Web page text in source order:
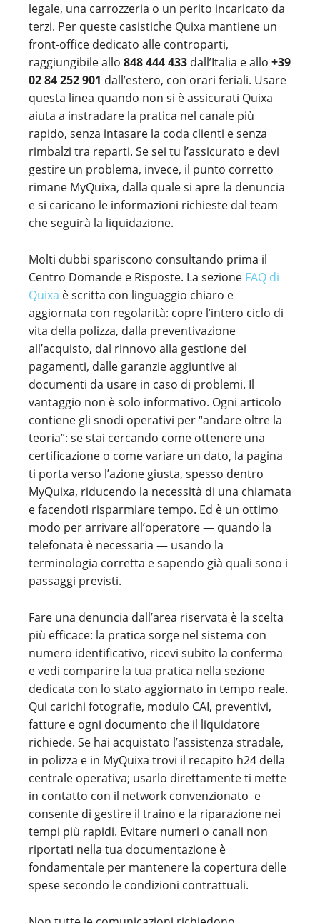
legale, una carrozzeria o un perito incaricato da
terzi. Per queste casistiche Quixa mantiene un
front-office dedicato alle controparti,
raggiungibile allo 848 444 433 dall’Italia e allo +39
02 84 252 901 dall’estero, con orari feriali. Usare
questa linea quando non si è assicurati Quixa
aiuta a instradare la pratica nel canale più
rapido, senza intasare la coda clienti e senza
rimbalzi tra reparti. Se sei tu l’assicurato e devi
gestire un problema, invece, il punto corretto
rimane MyQuixa, dalla quale si apre la denuncia
e si caricano le informazioni richieste dal team
che seguirà la liquidazione.
Molti dubbi spariscono consultando prima il
Centro Domande e Risposte. La sezione FAQ di
Quixa è scritta con linguaggio chiaro e
aggiornata con regolarità: copre l’intero ciclo di
vita della polizza, dalla preventivazione
all’acquisto, dal rinnovo alla gestione dei
pagamenti, dalle garanzie aggiuntive ai
documenti da usare in caso di problemi. Il
vantaggio non è solo informativo. Ogni articolo
contiene gli snodi operativi per “andare oltre la
teoria”: se stai cercando come ottenere una
certificazione o come variare un dato, la pagina
ti porta verso l’azione giusta, spesso dentro
MyQuixa, riducendo la necessità di una chiamata
e facendoti risparmiare tempo. Ed è un ottimo
modo per arrivare all’operatore — quando la
telefonata è necessaria — usando la
terminologia corretta e sapendo già quali sono i
passaggi previsti.
Fare una denuncia dall’area riservata è la scelta
più efficace: la pratica sorge nel sistema con
numero identificativo, ricevi subito la conferma
e vedi comparire la tua pratica nella sezione
dedicata con lo stato aggiornato in tempo reale.
Qui carichi fotografie, modulo CAI, preventivi,
fatture e ogni documento che il liquidatore
richiede. Se hai acquistato l’assistenza stradale,
in polizza e in MyQuixa trovi il recapito h24 della
centrale operativa; usarlo direttamente ti mette
in contatto con il network convenzionato e
consente di gestire il traino e la riparazione nei
tempi più rapidi. Evitare numeri o canali non
riportati nella tua documentazione è
fondamentale per mantenere la copertura delle
spese secondo le condizioni contrattuali.